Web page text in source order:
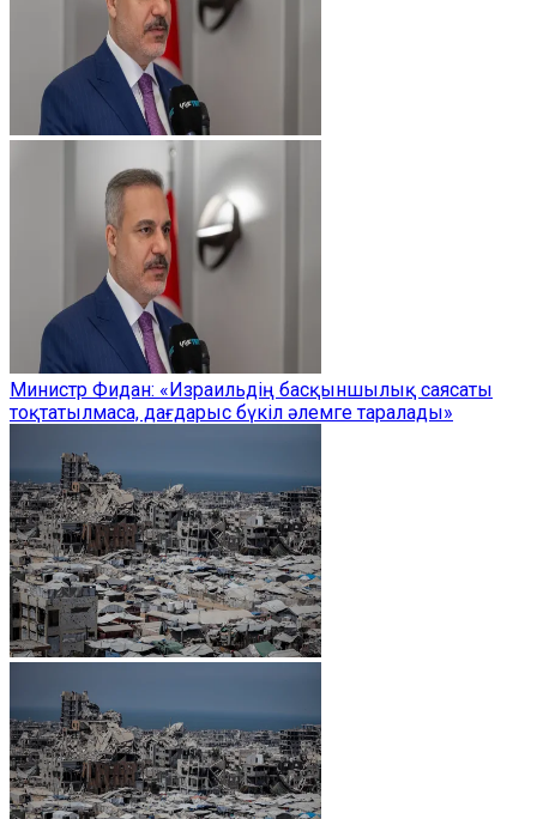
Министр Фидан: «Израильдің басқыншылық саясаты
тоқтатылмаса, дағдарыс бүкіл әлемге таралады»